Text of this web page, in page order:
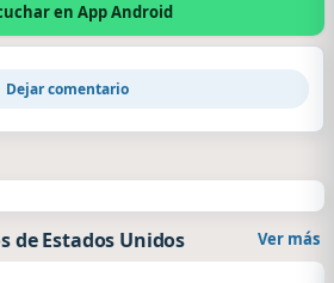
en App Android
Dejar comentario
de Estados Unidos Ver más